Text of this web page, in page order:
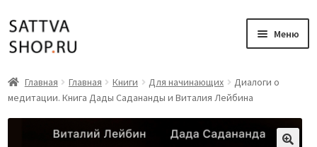
Перейти
к
Перейти
к
Меню
Главная
Главная Главная Книги Для начинающих
Диалоги о
медитации. Книга Дады Садананды и Виталия Лейбина